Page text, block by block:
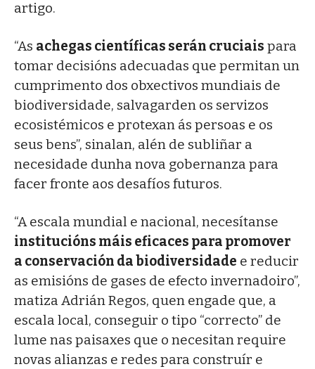
artigo.
“As achegas científicas serán cruciais para
tomar decisións adecuadas que permitan un
cumprimento dos obxectivos mundiais de
biodiversidade, salvagarden os servizos
ecosistémicos e protexan ás persoas e os
seus bens”, sinalan, alén de subliñar a
necesidade dunha nova gobernanza para
facer fronte aos desafíos futuros.
“A escala mundial e nacional, necesítanse
institucións máis eficaces para promover
a conservación da biodiversidade e reducir
as emisións de gases de efecto invernadoiro”,
matiza Adrián Regos, quen engade que, a
escala local, conseguir o tipo “correcto” de
lume nas paisaxes que o necesitan require
novas alianzas e redes para construír e